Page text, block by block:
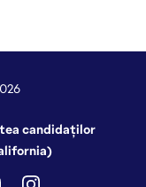
candidaților